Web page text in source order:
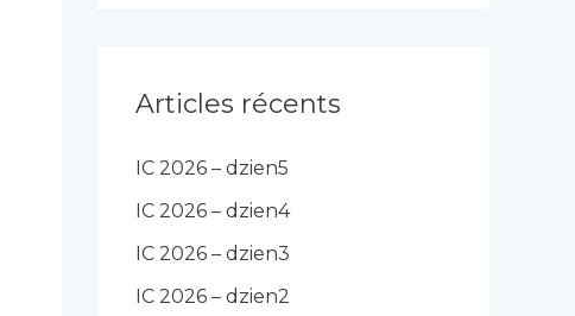
Articles récents
IC 2026 – dzien5
IC 2026 – dzien4
IC 2026 – dzien3
IC 2026 – dzien2